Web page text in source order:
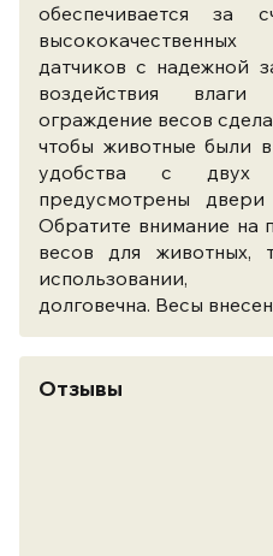
обеспечивается за
датчиков с надежной
воздействия
ограждение весов
чтобы животные были
удобства с двух
предусмотрены
Обратите внимание на
весов для животных,
долговечна. Весы
Отзывы